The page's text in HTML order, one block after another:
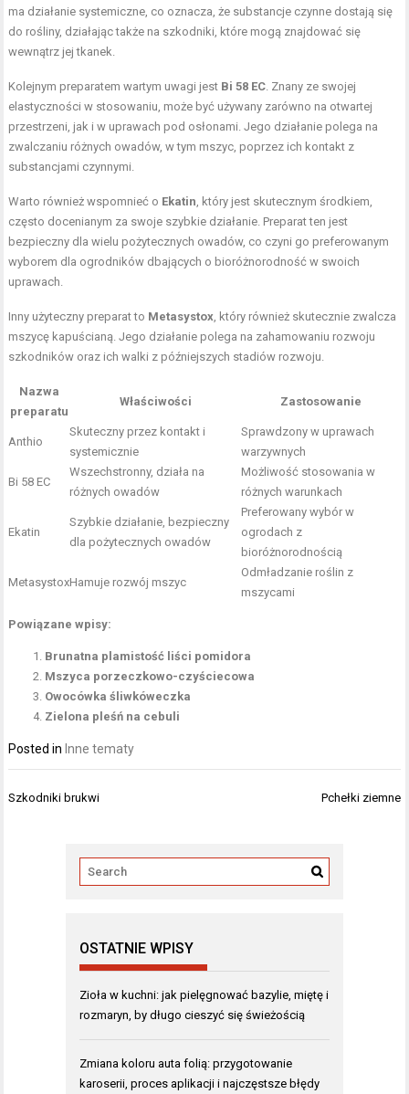
ma działanie systemiczne, co oznacza, że substancje czynne dostają się
do rośliny, działając także na szkodniki, które mogą znajdować się
wewnątrz jej tkanek.
Kolejnym preparatem wartym uwagi jest Bi 58 EC. Znany ze swojej
elastyczności w stosowaniu, może być używany zarówno na otwartej
przestrzeni, jak i w uprawach pod osłonami. Jego działanie polega na
zwalczaniu różnych owadów, w tym mszyc, poprzez ich kontakt z
substancjami czynnymi.
Warto również wspomnieć o Ekatin, który jest skutecznym środkiem,
często docenianym za swoje szybkie działanie. Preparat ten jest
bezpieczny dla wielu pożytecznych owadów, co czyni go preferowanym
wyborem dla ogrodników dbających o bioróżnorodność w swoich
uprawach.
Inny użyteczny preparat to Metasystox, który również skutecznie zwalcza
mszycę kapuścianą. Jego działanie polega na zahamowaniu rozwoju
szkodników oraz ich walki z późniejszych stadiów rozwoju.
Nazwa
preparatu
Właściwości Zastosowanie
Anthio
Skuteczny przez kontakt i
systemicznie
Sprawdzony w uprawach
warzywnych
Bi 58 EC
Wszechstronny, działa na
różnych owadów
Możliwość stosowania w
różnych warunkach
Ekatin
Szybkie działanie, bezpieczny
dla pożytecznych owadów
Preferowany wybór w
ogrodach z
bioróżnorodnością
MetasystoxHamuje rozwój mszyc
Odmładzanie roślin z
mszycami
Powiązane wpisy:
Brunatna plamistość liści pomidora
Mszyca porzeczkowo-czyściecowa
Owocówka śliwkóweczka
Zielona pleśń na cebuli
Posted in Inne tematy
Nawigacja
Szkodniki brukwi Pchełki ziemne
OSTATNIE WPISY
Zioła w kuchni: jak pielęgnować bazylie, miętę i
rozmaryn, by długo cieszyć się świeżością
Zmiana koloru auta folią: przygotowanie
karoserii, proces aplikacji i najczęstsze błędy